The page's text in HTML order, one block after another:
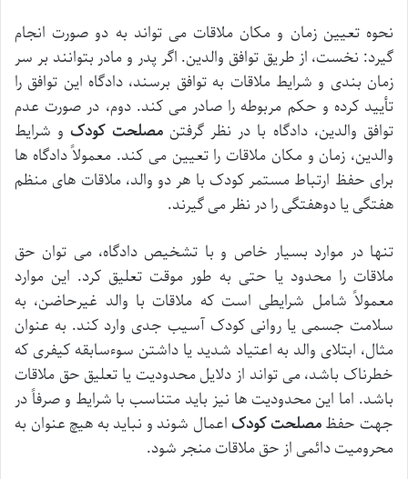
نحوه تعیین زمان و مکان ملاقات می تواند به دو صورت انجام
گیرد: نخست، از طریق توافق والدین. اگر پدر و مادر بتوانند بر سر
زمان بندی و شرایط ملاقات به توافق برسند، دادگاه این توافق را
تأیید کرده و حکم مربوطه را صادر می کند. دوم، در صورت عدم
توافق والدین، دادگاه با در نظر گرفتنمصلحت کودکو شرایط
والدین، زمان و مکان ملاقات را تعیین می کند. معمولاً دادگاه ها
برای حفظ ارتباط مستمر کودک با هر دو والد، ملاقات های منظم
هفتگی یا دوهفتگی را در نظر می گیرند.
تنها در موارد بسیار خاص و با تشخیص دادگاه، می توان حق
ملاقات را محدود یا حتی به طور موقت تعلیق کرد. این موارد
معمولاً شامل شرایطی است که ملاقات با والد غیرحاضن، به
سلامت جسمی یا روانی کودک آسیب جدی وارد کند. به عنوان
مثال، ابتلای والد به اعتیاد شدید یا داشتن سوءسابقه کیفری که
خطرناک باشد، می تواند از دلایل محدودیت یا تعلیق حق ملاقات
باشد. اما این محدودیت ها نیز باید متناسب با شرایط و صرفاً در
جهت حفظمصلحت کودکاعمال شوند و نباید به هیچ عنوان به
محرومیت دائمی از حق ملاقات منجر شود.